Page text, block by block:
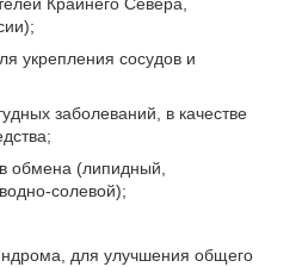
укрепления сосудов и
заболеваний, в качестве
обмена (липидный,
солевой);
для улучшения общего